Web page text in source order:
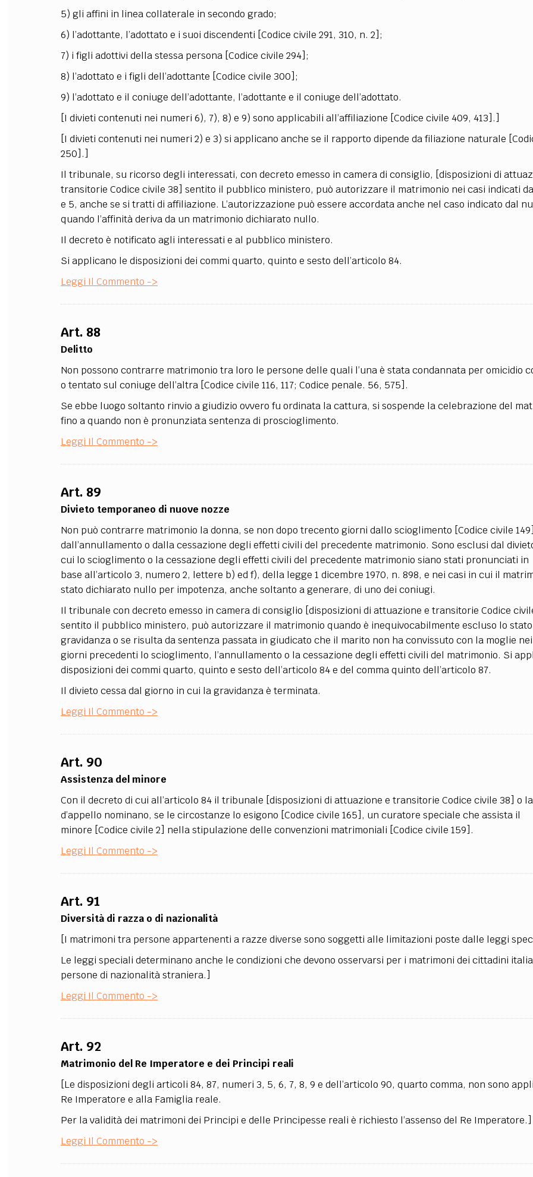
5) gli affini in linea collaterale in secondo grado;
6) l’adottante, l’adottato e i suoi discendenti [Codice civile 291, 310, n. 2];
7) i figli adottivi della stessa persona [Codice civile 294];
8) l’adottato e i figli dell’adottante [Codice civile 300];
9) l’adottato e il coniuge dell’adottante, l’adottante e il coniuge dell’adottato.
[I divieti contenuti nei numeri 6), 7), 8) e 9) sono applicabili all’affiliazione [Codice civile 409, 413].]
[I divieti contenuti nei numeri 2) e 3) si applicano anche se il rapporto dipende da filiazione naturale
250].]
Il tribunale, su ricorso degli interessati, con decreto emesso in camera di consiglio, [disposizioni di
transitorie Codice civile 38] sentito il pubblico ministero, può autorizzare il matrimonio nei casi indicati
e 5, anche se si tratti di affiliazione. L’autorizzazione può essere accordata anche nel caso indicato dal
quando l’affinità deriva da un matrimonio dichiarato nullo.
Il decreto è notificato agli interessati e al pubblico ministero.
Si applicano le disposizioni dei commi quarto, quinto e sesto dell’articolo 84.
Leggi Il Commento ->
Art. 88
Delitto
Non possono contrarre matrimonio tra loro le persone delle quali l’una è stata condannata per omicidio
o tentato sul coniuge dell’altra [Codice civile 116, 117; Codice penale. 56, 575].
Se ebbe luogo soltanto rinvio a giudizio ovvero fu ordinata la cattura, si sospende la celebrazione del
fino a quando non è pronunziata sentenza di proscioglimento.
Leggi Il Commento ->
Art. 89
Divieto temporaneo di nuove nozze
Non può contrarre matrimonio la donna, se non dopo trecento giorni dallo scioglimento [Codice civile
dall’annullamento o dalla cessazione degli effetti civili del precedente matrimonio. Sono esclusi dal
cui lo scioglimento o la cessazione degli effetti civili del precedente matrimonio siano stati pronunciati in
base all’articolo 3, numero 2, lettere b) ed f), della legge 1 dicembre 1970, n. 898, e nei casi in cui il
stato dichiarato nullo per impotenza, anche soltanto a generare, di uno dei coniugi.
Il tribunale con decreto emesso in camera di consiglio [disposizioni di attuazione e transitorie Codice
sentito il pubblico ministero, può autorizzare il matrimonio quando è inequivocabilmente escluso lo
gravidanza o se risulta da sentenza passata in giudicato che il marito non ha convissuto con la moglie
giorni precedenti lo scioglimento, l’annullamento o la cessazione degli effetti civili del matrimonio. Si
disposizioni dei commi quarto, quinto e sesto dell’articolo 84 e del comma quinto dell’articolo 87.
Il divieto cessa dal giorno in cui la gravidanza è terminata.
Leggi Il Commento ->
Art. 90
Assistenza del minore
Con il decreto di cui all’articolo 84 il tribunale [disposizioni di attuazione e transitorie Codice civile 38] o
d’appello nominano, se le circostanze lo esigono [Codice civile 165], un curatore speciale che assista il
minore [Codice civile 2] nella stipulazione delle convenzioni matrimoniali [Codice civile 159].
Leggi Il Commento ->
Art. 91
Diversità di razza o di nazionalità
[I matrimoni tra persone appartenenti a razze diverse sono soggetti alle limitazioni poste dalle leggi
Le leggi speciali determinano anche le condizioni che devono osservarsi per i matrimoni dei cittadini
persone di nazionalità straniera.]
Leggi Il Commento ->
Art. 92
Matrimonio del Re Imperatore e dei Principi reali
[Le disposizioni degli articoli 84, 87, numeri 3, 5, 6, 7, 8, 9 e dell’articolo 90, quarto comma, non sono
Re Imperatore e alla Famiglia reale.
Per la validità dei matrimoni dei Principi e delle Principesse reali è richiesto l’assenso del Re Imperatore.]
Leggi Il Commento ->